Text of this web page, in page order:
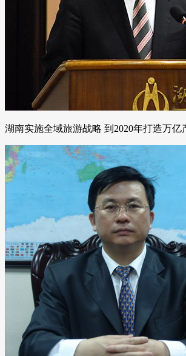
湖南实施全域旅游战略 到2020年打造万亿